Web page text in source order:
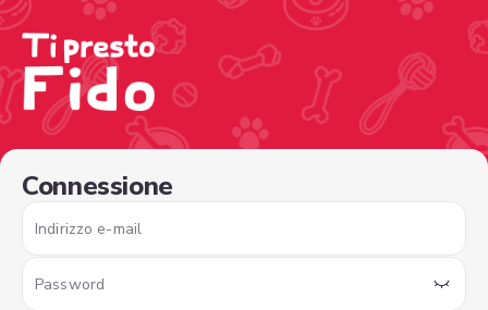
Connessione
Indirizzo e-mail
Password
/sign-in?nextPage=%2Fview-profile%2F9cb4f8ae-02cf-